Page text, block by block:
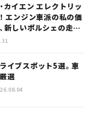
カイエン エレクトリッ
エンジン車派の私の価
新しいポルシェの走
イブスポット5選。車
選